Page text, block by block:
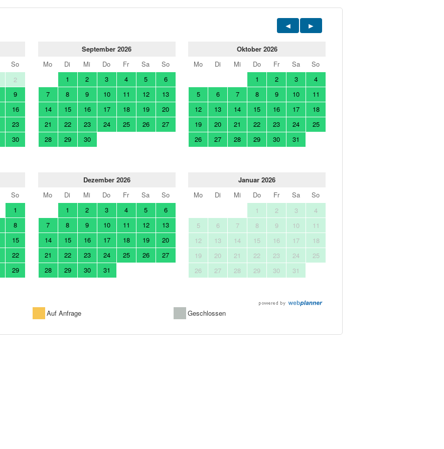
So
2
9
16
23
30
September 2026
Mo
Di Mi Do Fr Sa
So
1
2 3 4 5
6
7
8 9 10 11 12
13
14
15 16 17 18 19
20
21
22 23 24 25 26
27
28
29 30
Oktober 2026
Mo
Di Mi Do Fr Sa
So
1
2 3
4
5
6 7 8 9 10
11
12
13 14 15 16 17
18
19
20 21 22 23 24
25
26
27 28 29 30 31
So
1
8
15
22
29
Dezember 2026
Mo
Di Mi Do Fr Sa
So
1
2 3 4 5
6
7
8 9 10 11 12
13
14
15 16 17 18 19
20
21
22 23 24 25 26
27
28
29 30 31
Januar 2026
Mo
Di Mi Do Fr Sa
So
1
2 3
4
5
6 7 8 9 10
11
12
13 14 15 16 17
18
19
20 21 22 23 24
25
26
27 28 29 30 31
Auf Anfrage Geschlossen